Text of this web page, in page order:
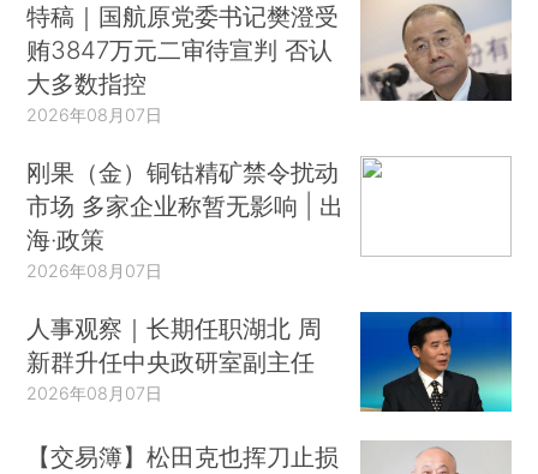
特稿｜国航原党委书记樊澄受
贿3847万元二审待宣判 否认
大多数指控
2026年08月07日
刚果（金）铜钴精矿禁令扰动
市场 多家企业称暂无影响 | 出
海·政策
2026年08月07日
人事观察｜长期任职湖北 周
新群升任中央政研室副主任
2026年08月07日
【交易簿】松田克也挥刀止损